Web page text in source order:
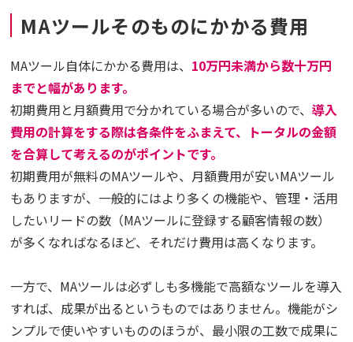
MAツールそのものにかかる費用
MAツール自体にかかる費用は、 10万円未満から数十万円
までと幅があります。
初期費用と月額費用で分かれている場合が多いので、導入
費用の計算をする際は各条件をふまえて、トータルの金額
を合算して考えるのがポイントです。
初期費用が無料のMAツールや、月額費用が安いMAツール
もありますが、一般的にはより多くの機能や、管理・活用
したいリードの数（MAツールに登録する顧客情報の数）
が多くなればなるほど、それだけ費用は高くなります。
一方で、MAツールは必ずしも多機能で高額なツールを導入
すれば、成果が出るというものではありません。機能がシ
ンプルで使いやすいもののほうが、最小限の工数で成果に